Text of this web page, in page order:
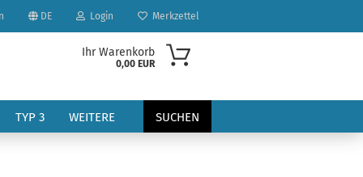
DE Login Merkzettel
Ihr Warenkorb
0,00 EUR
TYP 3 SUCHEN
WEITERE